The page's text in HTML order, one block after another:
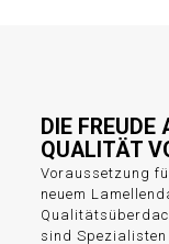
DIE
QUALITÄT
Voraussetzung
neuem
sind Spezialisten